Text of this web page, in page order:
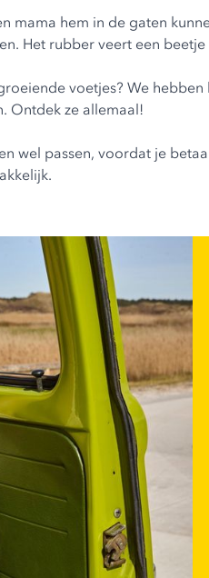
mama hem in de gaten
Het rubber veert een
voetjes? We
. Ontdek ze allemaal!
wel passen, voordat je